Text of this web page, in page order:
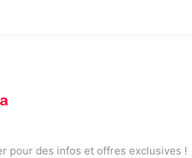
pour des infos et offres exclusives !